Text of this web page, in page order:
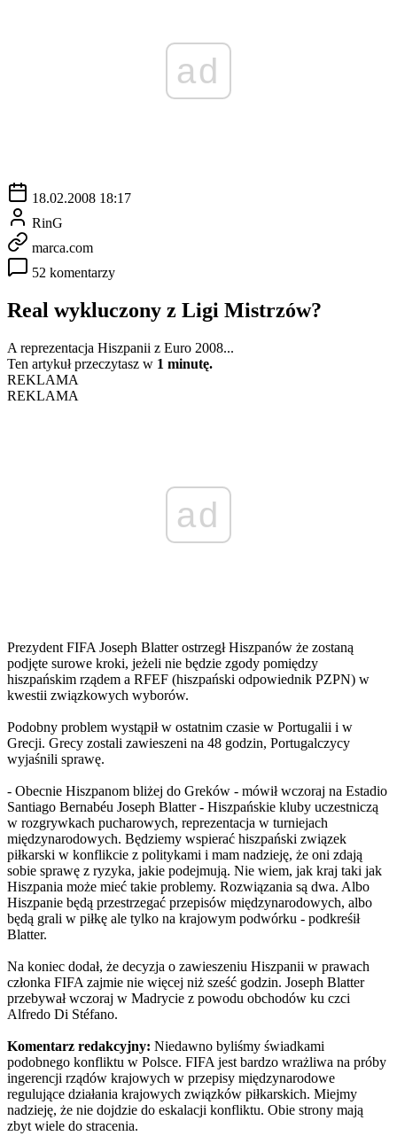
ad
18.02.2008 18:17
RinG
marca.com
52 komentarzy
Real wykluczony z Ligi Mistrzów?
A reprezentacja Hiszpanii z Euro 2008...
Ten artykuł przeczytasz w 1 minutę.
REKLAMA
REKLAMA
ad
Prezydent FIFA Joseph Blatter ostrzegł Hiszpanów że zostaną
podjęte surowe kroki, jeżeli nie będzie zgody pomiędzy
hiszpańskim rządem a RFEF (hiszpański odpowiednik PZPN) w
kwestii związkowych wyborów.
Podobny problem wystąpił w ostatnim czasie w Portugalii i w
Grecji. Grecy zostali zawieszeni na 48 godzin, Portugalczycy
wyjaśnili sprawę.
- Obecnie Hiszpanom bliżej do Greków - mówił wczoraj na Estadio
Santiago Bernabéu Joseph Blatter - Hiszpańskie kluby uczestniczą
w rozgrywkach pucharowych, reprezentacja w turniejach
międzynarodowych. Będziemy wspierać hiszpański związek
piłkarski w konflikcie z politykami i mam nadzieję, że oni zdają
sobie sprawę z ryzyka, jakie podejmują. Nie wiem, jak kraj taki jak
Hiszpania może mieć takie problemy. Rozwiązania są dwa. Albo
Hiszpanie będą przestrzegać przepisów międzynarodowych, albo
będą grali w piłkę ale tylko na krajowym podwórku - podkreśił
Blatter.
Na koniec dodał, że decyzja o zawieszeniu Hiszpanii w prawach
członka FIFA zajmie nie więcej niż sześć godzin. Joseph Blatter
przebywał wczoraj w Madrycie z powodu obchodów ku czci
Alfredo Di Stéfano.
Komentarz redakcyjny: Niedawno byliśmy świadkami
podobnego konfliktu w Polsce. FIFA jest bardzo wrażliwa na próby
ingerencji rządów krajowych w przepisy międzynarodowe
regulujące działania krajowych związków piłkarskich. Miejmy
nadzieję, że nie dojdzie do eskalacji konfliktu. Obie strony mają
zbyt wiele do stracenia.